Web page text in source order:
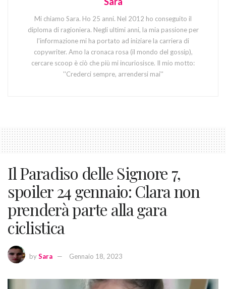
Mi chiamo Sara. Ho 25 anni. Nel 2012 ho conseguito il
diploma di ragioniera. Negli ultimi anni, la mia passione per
l'informazione mi ha portato ad iniziare la carriera di
copywriter. Amo la cronaca rosa (il mondo del gossip),
cercare scoop è ciò che più mi incuriosisce. Il mio motto:
''Crederci sempre, arrendersi mai''
Il Paradiso delle Signore 7,
spoiler 24 gennaio: Clara non
prenderà parte alla gara
ciclistica
bySara Gennaio 18, 2023